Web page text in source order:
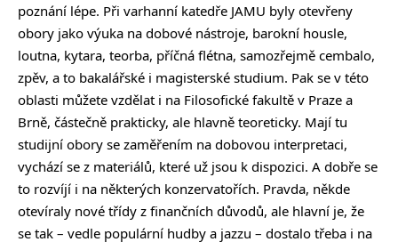
poznání lépe. Při varhanní katedře JAMU byly otevřeny
obory jako výuka na dobové nástroje, barokní housle,
loutna, kytara, teorba, příčná flétna, samozřejmě cembalo,
zpěv, a to bakalářské i magisterské studium. Pak se v této
oblasti můžete vzdělat i na Filosofické fakultě v Praze a
Brně, částečně prakticky, ale hlavně teoreticky. Mají tu
studijní obory se zaměřením na dobovou interpretaci,
vychází se z materiálů, které už jsou k dispozici. A dobře se
to rozvíjí i na některých konzervatořích. Pravda, někde
otevíraly nové třídy z finančních důvodů, ale hlavní je, že
se tak – vedle populární hudby a jazzu – dostalo třeba i na